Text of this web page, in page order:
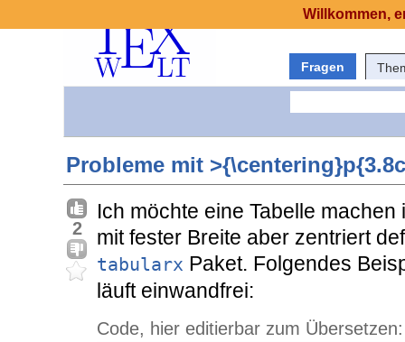
Fragen
Probleme mit
2
Ich möchte eine Tabelle
mit fester Breite aber zentriert
tabularx Paket. Folgendes
läuft einwandfrei:
Code, hier editierbar zum Übersetzen:
Willkommen,